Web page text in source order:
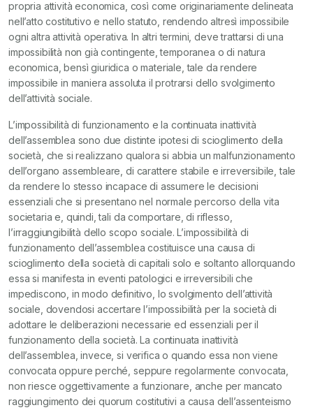
propria attività economica, così come originariamente delineata
nell’atto costitutivo e nello statuto, rendendo altresì impossibile
ogni altra attività operativa. In altri termini, deve trattarsi di una
impossibilità non già contingente, temporanea o di natura
economica, bensì giuridica o materiale, tale da rendere
impossibile in maniera assoluta il protrarsi dello svolgimento
dell’attività sociale.
L’impossibilità di funzionamento e la continuata inattività
dell’assemblea sono due distinte ipotesi di scioglimento della
società, che si realizzano qualora si abbia un malfunzionamento
dell’organo assembleare, di carattere stabile e irreversibile, tale
da rendere lo stesso incapace di assumere le decisioni
essenziali che si presentano nel normale percorso della vita
societaria e, quindi, tali da comportare, di riflesso,
l’irraggiungibilità dello scopo sociale. L’impossibilità di
funzionamento dell’assemblea costituisce una causa di
scioglimento della società di capitali solo e soltanto allorquando
essa si manifesta in eventi patologici e irreversibili che
impediscono, in modo definitivo, lo svolgimento dell’attività
sociale, dovendosi accertare l’impossibilità per la società di
adottare le deliberazioni necessarie ed essenziali per il
funzionamento della società. La continuata inattività
dell’assemblea, invece, si verifica o quando essa non viene
convocata oppure perché, seppure regolarmente convocata,
non riesce oggettivamente a funzionare, anche per mancato
raggiungimento dei quorum costitutivi a causa dell’assenteismo